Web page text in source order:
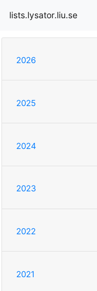
lists.lysator.liu.se
2026
2025
2024
2023
2022
2021